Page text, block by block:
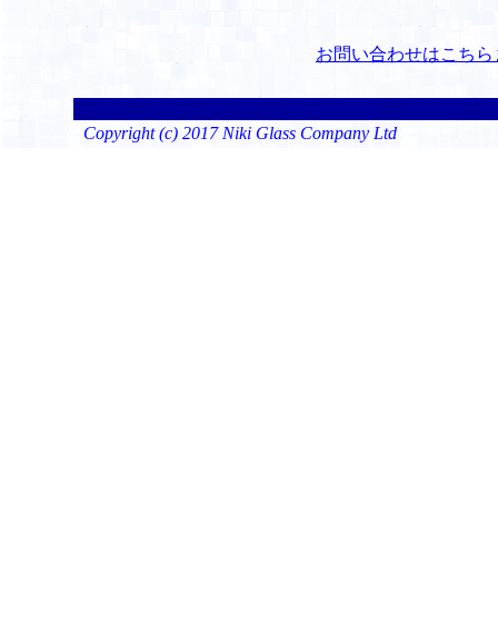
お問い合わせはこち
Copyright (c) 2017 Niki Glass Company Ltd